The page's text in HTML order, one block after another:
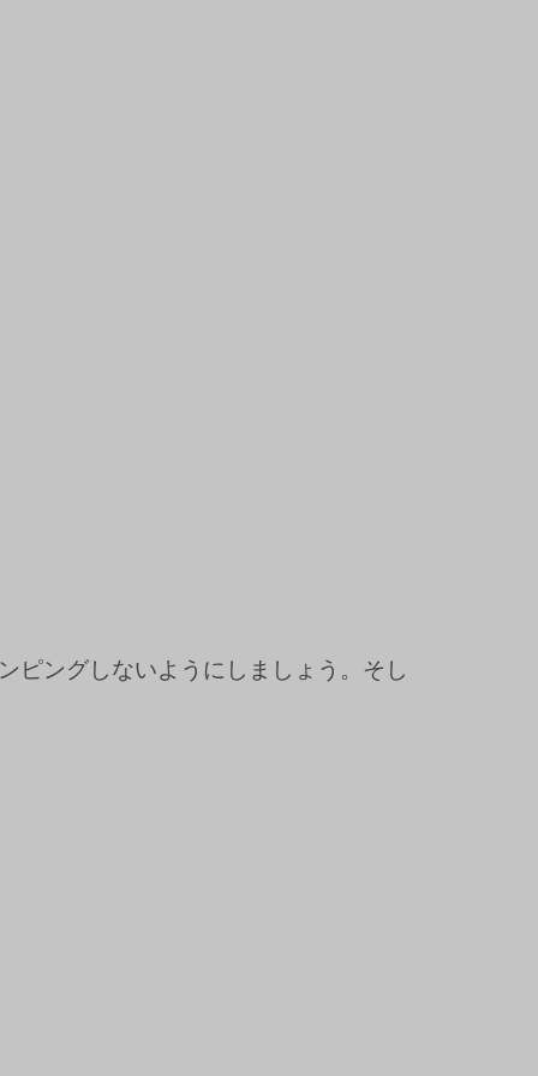
ピングしないようにしましょう。そし